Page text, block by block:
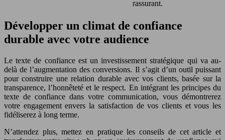
rassurant.
Développer un climat de confiance
durable avec votre audience
Le texte de confiance est un investissement stratégique qui va au-
delà de l’augmentation des conversions. Il s’agit d’un outil puissant
pour construire une relation durable avec vos clients, basée sur la
transparence, l’honnêteté et le respect. En intégrant les principes du
texte de confiance dans votre communication, vous démontrerez
votre engagement envers la satisfaction de vos clients et vous les
fidéliserez à long terme.
N’attendez plus, mettez en pratique les conseils de cet article et